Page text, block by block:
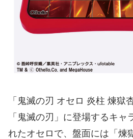
「鬼滅の刃 オセロ 炎柱 煉獄
「鬼滅の刃」に登場するキャ
れたオセロで、盤面には「煉